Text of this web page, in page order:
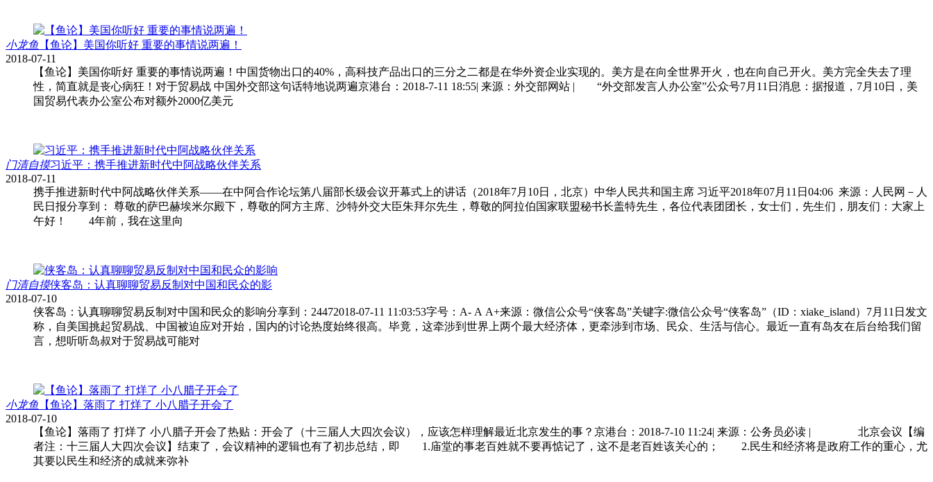
小龙鱼 【鱼论】美国你听好 重要的事情说两遍！
2018-07-11
【鱼论】美国你听好 重要的事情说两遍！中国货物出口的40%，高科技产品出口的三分之二都是在华外资企业实现的。美方是在向全世界开火，也在向自己开火。美方完全失去了理
性，简直就是丧心病狂！对于贸易战 中国外交部这句话特地说两遍京港台：2018-7-11 18:55| 来源：外交部网站 | “外交部发言人办公室”公众号7月11日消息：据报道，7月10日，美
国贸易代表办公室公布对额外2000亿美元
门清自摸习近平：携手推进新时代中阿战略伙伴关系
2018-07-11
携手推进新时代中阿战略伙伴关系——在中阿合作论坛第八届部长级会议开幕式上的讲话（2018年7月10日，北京）中华人民共和国主席 习近平2018年07月11日04:06 来源：人民网－人
民日报分享到： 尊敬的萨巴赫埃米尔殿下，尊敬的阿方主席、沙特外交大臣朱拜尔先生，尊敬的阿拉伯国家联盟秘书长盖特先生，各位代表团团长，女士们，先生们，朋友们：大家上
午好！ 4年前，我在这里向
门清自摸侠客岛：认真聊聊贸易反制对中国和民众的影
2018-07-10
侠客岛：认真聊聊贸易反制对中国和民众的影响分享到：24472018-07-11 11:03:53字号：A- A A+来源：微信公众号“侠客岛”关键字:微信公众号“侠客岛”（ID：xiake_island）7月11日发文
称，自美国挑起贸易战、中国被迫应对开始，国内的讨论热度始终很高。毕竟，这牵涉到世界上两个最大经济体，更牵涉到市场、民众、生活与信心。最近一直有岛友在后台给我们留
言，想听听岛叔对于贸易战可能对
小龙鱼 【鱼论】落雨了 打烊了 小八腊子开会了
2018-07-10
【鱼论】落雨了 打烊了 小八腊子开会了热贴：开会了（十三届人大四次会议），应该怎样理解最近北京发生的事？京港台：2018-7-10 11:24| 来源：公务员必读 | 北京会议【编
者注：十三届人大四次会议】结束了，会议精神的逻辑也有了初步总结，即 1.庙堂的事老百姓就不要再惦记了，这不是老百姓该关心的； 2.民生和经济将是政府工作的重心，尤
其要以民生和经济的成就来弥补